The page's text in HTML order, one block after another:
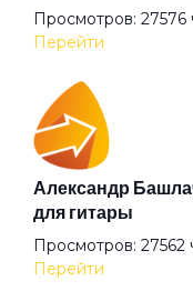
Анютины глазки
Апокриф
Аригато
Аристократ
Просмотров: 27576
Перейти
Александр
для гитары
Просмотров: 27562
Перейти